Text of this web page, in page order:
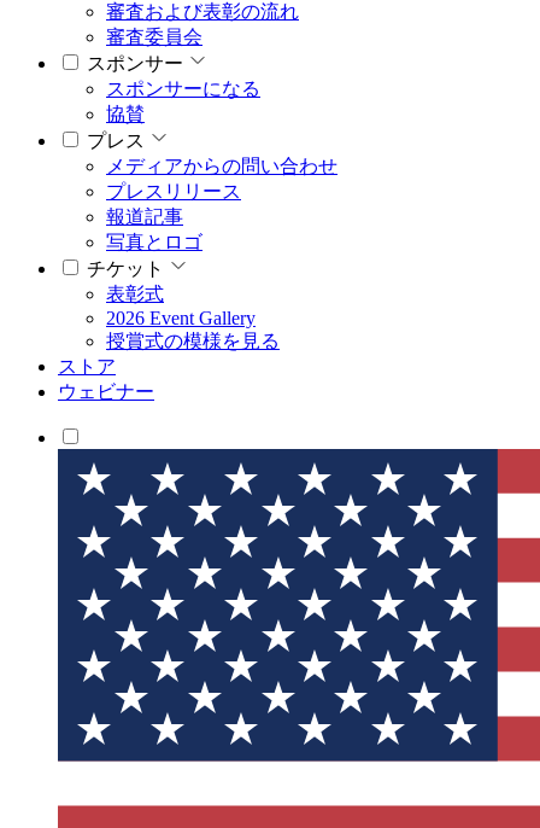
審査および表彰の流れ
審査委員会
スポンサー
スポンサーになる
協賛
プレス
メディアからの問い合わせ
プレスリリース
報道記事
写真とロゴ
チケット
表彰式
2026 Event Gallery
授賞式の模様を見る
ストア
ウェビナー